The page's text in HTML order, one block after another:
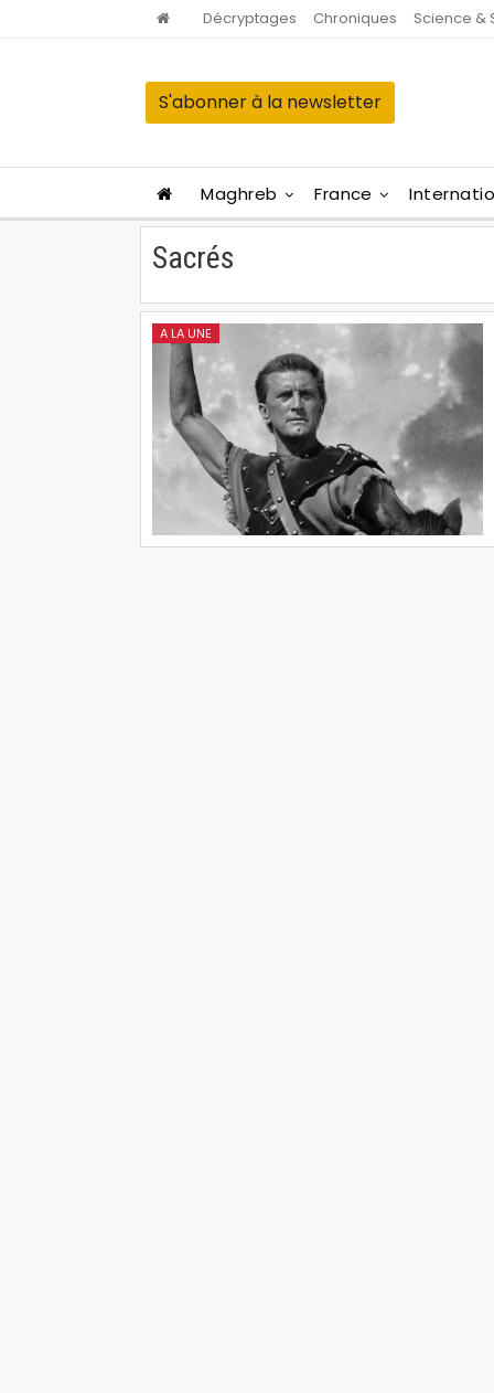
Décryptages Chroniques Science &
S'abonner à la newsletter
Maghreb France
Sacrés
A LA UNE